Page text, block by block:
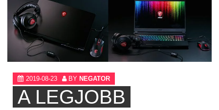
2019-08-23 BY NEGATOR
A LEGJOBB